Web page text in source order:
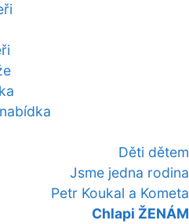
Děti dětem
Jsme jedna rodina
Petr Koukal a Kometa
Chlapi ŽENÁM